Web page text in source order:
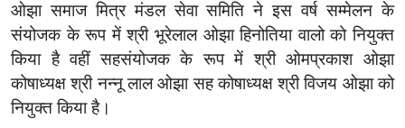
ओझा समाज मित्र मंडल सेवा समिति ने इस वर्ष सम्मेलन के
संयोजक के रूप में श्री भूरेलाल ओझा हिनोतिया वालो को नियुक्त
किया है वहीं सहसंयोजक के रूप में श्री ओमप्रकाश ओझा
कोषाध्यक्ष श्री नन्नू लाल ओझा सह कोषाध्यक्ष श्री विजय ओझा को
नियुक्त किया है।